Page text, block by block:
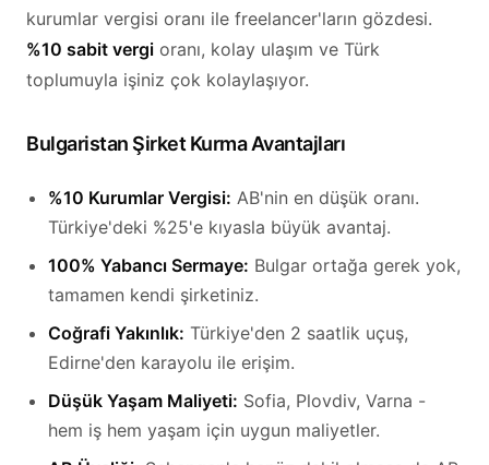
kurumlar vergisi oranı ile freelancer'ların gözdesi.
%10 sabit vergi oranı, kolay ulaşım ve Türk
toplumuyla işiniz çok kolaylaşıyor.
Bulgaristan Şirket Kurma Avantajları
%10 Kurumlar Vergisi: AB'nin en düşük oranı.
Türkiye'deki %25'e kıyasla büyük avantaj.
100% Yabancı Sermaye: Bulgar ortağa gerek yok,
tamamen kendi şirketiniz.
Coğrafi Yakınlık: Türkiye'den 2 saatlik uçuş,
Edirne'den karayolu ile erişim.
Düşük Yaşam Maliyeti: Sofia, Plovdiv, Varna -
hem iş hem yaşam için uygun maliyetler.